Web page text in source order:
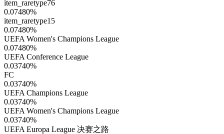
item_raretype76
0.07480%
item_raretype15
0.07480%
UEFA Women's Champions League
0.07480%
UEFA Conference League
0.03740%
FC
0.03740%
UEFA Champions League
0.03740%
UEFA Women's Champions League
0.03740%
UEFA Europa League 决赛之路